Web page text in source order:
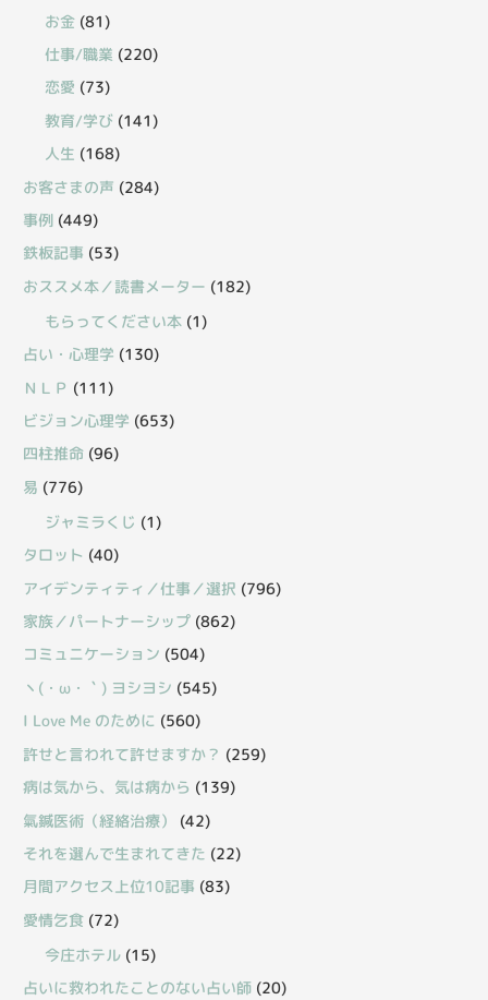
お金 (81)
仕事/職業 (220)
恋愛 (73)
教育/学び (141)
人生 (168)
お客さまの声 (284)
事例 (449)
鉄板記事 (53)
おススメ本／読書メーター (182)
もらってください本 (1)
占い・心理学 (130)
ＮＬＰ (111)
ビジョン心理学 (653)
四柱推命 (96)
易 (776)
ジャミラくじ (1)
タロット (40)
アイデンティティ／仕事／選択 (796)
家族／パートナーシップ (862)
コミュニケーション (504)
丶(・ω・｀) ヨシヨシ (545)
I Love Me のために (560)
許せと言われて許せますか？ (259)
病は気から、気は病から (139)
氣鍼医術（経絡治療）
(42)
それを選んで生まれてきた (22)
月間アクセス上位10記事 (83)
愛情乞食 (72)
今庄ホテル (15)
占いに救われたことのない占い師 (20)